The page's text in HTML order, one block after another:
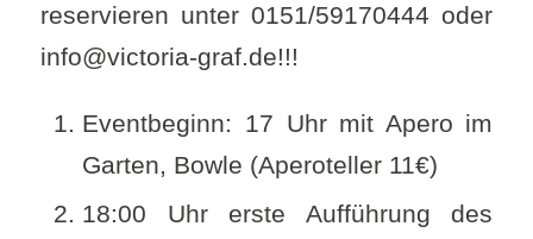
reservieren unter 0151/59170444 oder
info@victoria-graf.de!!!
Eventbeginn: 17 Uhr mit Apero im
Garten, Bowle (Aperoteller 11€)
18:00 Uhr erste Aufführung des